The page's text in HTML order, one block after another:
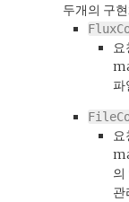
두개의 구
요
파
요
의
관